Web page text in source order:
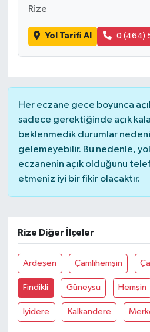
Rize
Yol Tarifi Al 0 (464)
Her eczane gece boyunca
sadece gerektiğinde açık
beklenmedik durumlar
gelemeyebilir. Bu nedenle,
eczanenin açık olduğunu
etmeniz iyi bir fikir olacaktır.
Rize Diğer İlçeler
Ardeşen Çamlıhemşin
Findikli Güneysu Hemşin
İyidere Kalkandere